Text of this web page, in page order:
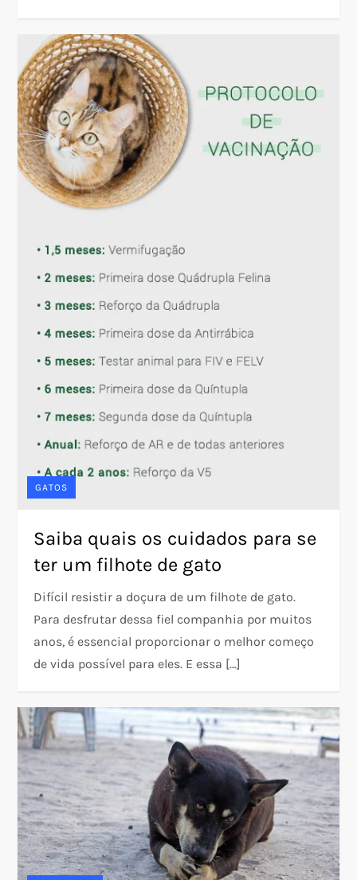
GATOS
Saiba quais os cuidados para se
ter um filhote de gato
Difícil resistir a doçura de um filhote de gato.
Para desfrutar dessa fiel companhia por muitos
anos, é essencial proporcionar o melhor começo
de vida possível para eles. E essa […]